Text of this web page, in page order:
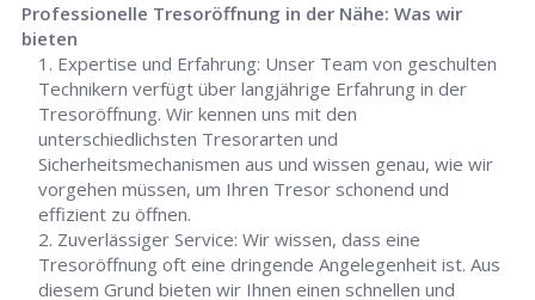
Professionelle Tresoröffnung in der Nähe: Was wir
bieten
Expertise und Erfahrung: Unser Team von geschulten
Technikern verfügt über langjährige Erfahrung in der
Tresoröffnung. Wir kennen uns mit den
unterschiedlichsten Tresorarten und
Sicherheitsmechanismen aus und wissen genau, wie wir
vorgehen müssen, um Ihren Tresor schonend und
effizient zu öffnen.
Zuverlässiger Service: Wir wissen, dass eine
Tresoröffnung oft eine dringende Angelegenheit ist. Aus
diesem Grund bieten wir Ihnen einen schnellen und